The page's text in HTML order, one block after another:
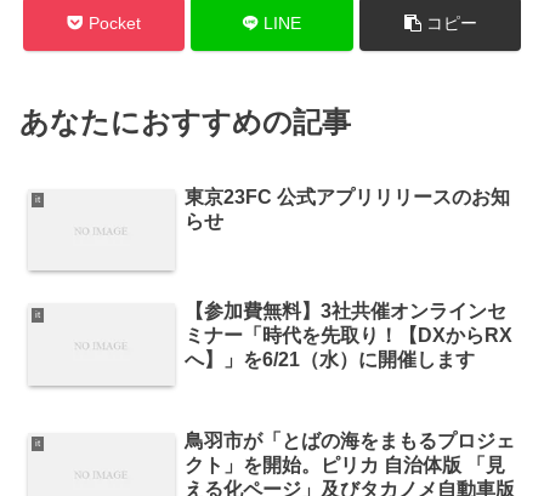
Pocket LINE コピー
あなたにおすすめの記事
it
東京23FC 公式アプリリリースのお知
らせ
it
【参加費無料】3社共催オンラインセ
ミナー「時代を先取り！【DXからRX
へ】」を6/21（水）に開催します
it
鳥羽市が「とばの海をまもるプロジェ
クト」を開始。ピリカ 自治体版 「見
える化ページ」及びタカノメ自動車版